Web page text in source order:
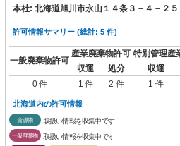
本社: 北海道旭川市永山１４条３－４－２５
許可情報サマリー (総計: 5 件)
一般廃棄物許可
産業廃棄物許可 特別管理産
収運
処分 収運
0 件
1 件 2 件 1 件
北海道内の許可情報
資源物 取扱い情報を収集中です
一般廃棄物 取扱い情報を収集中です